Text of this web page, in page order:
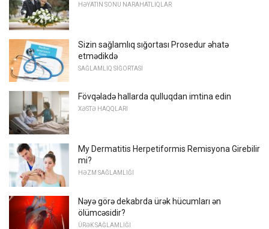
HƏYATIN SONU NARAHATLIQLAR
Sizin sağlamlıq sığortası Prosedur əhatə
etmədikdə
SAĞLAMLIQ SIĞORTASI
Fövqəladə hallarda qulluqdan imtina edin
XƏSTƏ HAQQLARI
My Dermatitis Herpetiformis Remisyona Girebilir
mi?
HƏZM SAĞLAMLIĞI
Nəyə görə dekabrda ürək hücumları ən
ölümcəsidir?
ÜRƏK SAĞLAMLIĞI